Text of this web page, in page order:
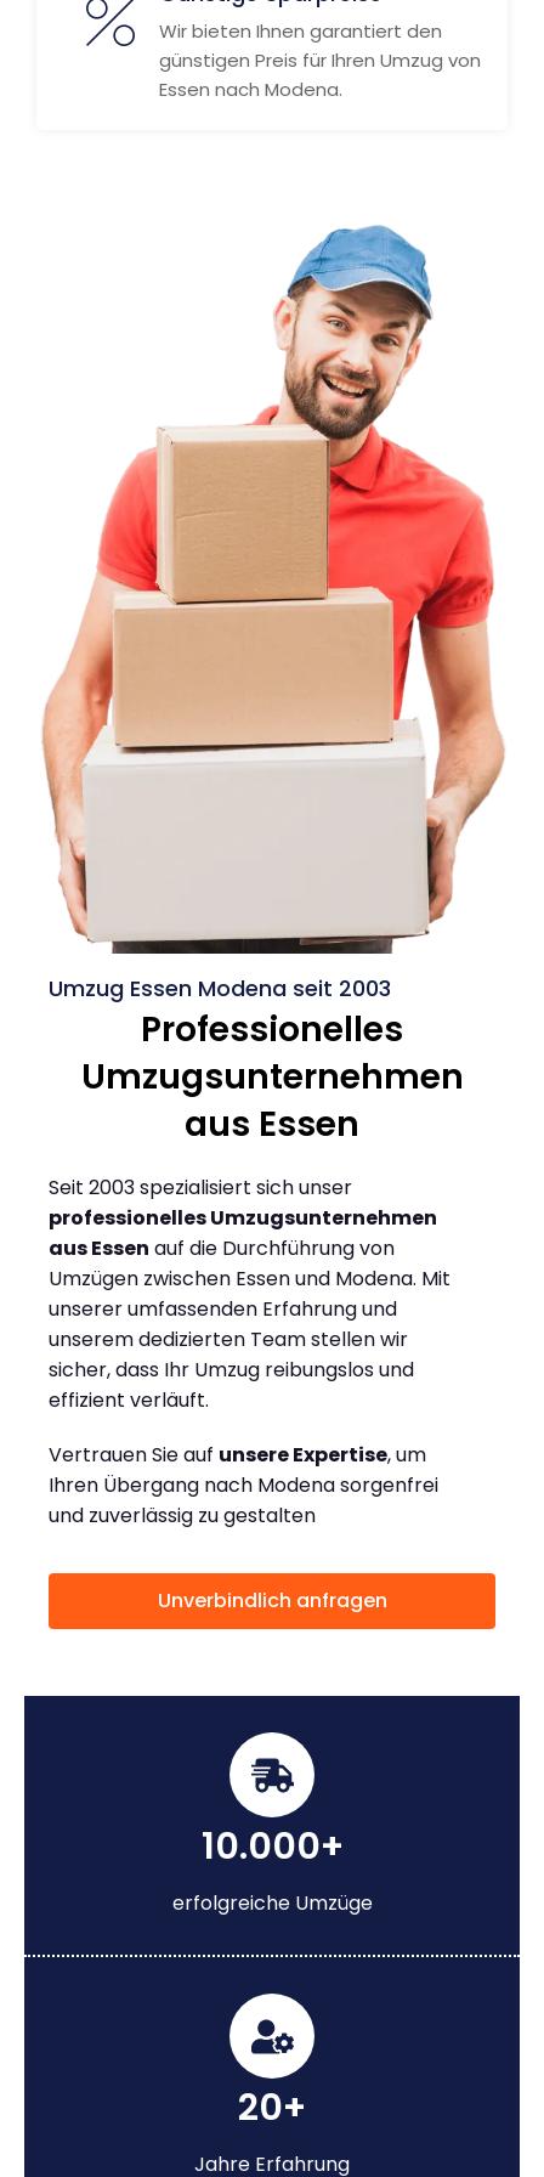
Wir bieten Ihnen garantiert den
günstigen Preis für Ihren Umzug von
Essen nach Modena.
Umzug Essen Modena seit 2003
Professionelles
Umzugsunternehmen
aus Essen
Seit 2003 spezialisiert sich unser
professionelles Umzugsunternehmen
aus Essen auf die Durchführung von
Umzügen zwischen Essen und Modena. Mit
unserer umfassenden Erfahrung und
unserem dedizierten Team stellen wir
sicher, dass Ihr Umzug reibungslos und
effizient verläuft.
Vertrauen Sie auf unsere Expertise, um
Ihren Übergang nach Modena sorgenfrei
und zuverlässig zu gestalten
Unverbindlich anfragen
10.000+
erfolgreiche Umzüge
20+
Jahre Erfahrung